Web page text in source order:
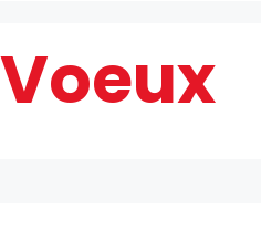
Voeux